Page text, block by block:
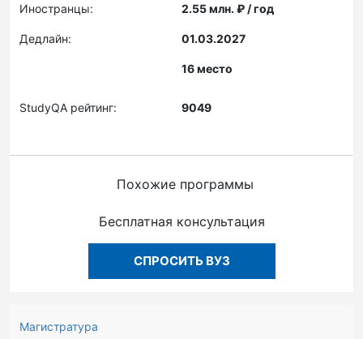
Иностранцы: 2.55 млн. ₽ / год
Дедлайн: 01.03.2027
16 место
StudyQA рейтинг: 9049
Похожие программы
Бесплатная консультация
СПРОСИТЬ ВУЗ
Магистратура